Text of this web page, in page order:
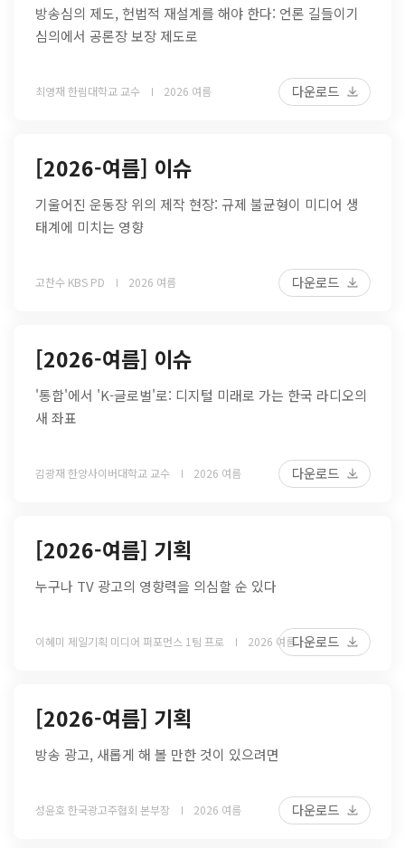
방송심의 제도, 헌법적 재설계를 해야 한다: 언론 길들이기
심의에서 공론장 보장 제도로
최영재 한림대학교 교수 2026 여름 다운로드
[2026-여름] 이슈
기울어진 운동장 위의 제작 현장: 규제 불균형이 미디어 생
태계에 미치는 영향
고찬수 KBS PD 2026 여름 다운로드
[2026-여름] 이슈
'통합'에서 'K-글로벌'로: 디지털 미래로 가는 한국 라디오의
새 좌표
김광재 한양사이버대학교 교수 2026 여름 다운로드
[2026-여름] 기획
누구나 TV 광고의 영향력을 의심할 순 있다
이혜미 제일기획 미디어 퍼포먼스 1팀 프로 2026 여름다운로드
[2026-여름] 기획
방송 광고, 새롭게 해 볼 만한 것이 있으려면
성윤호 한국광고주협회 본부장 2026 여름 다운로드